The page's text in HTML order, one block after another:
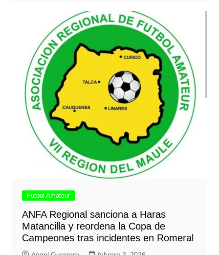
Futbol Amateur
ANFA Regional sanciona a Haras
Matancilla y reordena la Copa de
Campeones tras incidentes en Romeral